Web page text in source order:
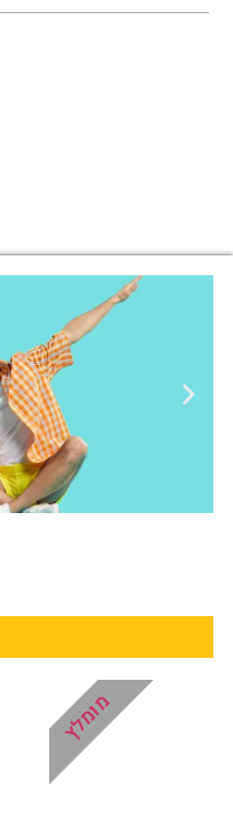
טיסה זולה?
פה!
מומלץ